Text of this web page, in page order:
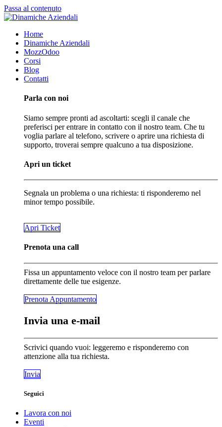
Passa al contenuto
Home
Dinamiche Aziendali
MozzOdoo
Corsi
Blog
Contatti
Parla con noi
Siamo sempre pronti ad ascoltarti: scegli il canale che
preferisci per entrare in contatto con il nostro team. Che tu
voglia parlare al telefono, scrivere o aprire una richiesta di
supporto, troverai sempre qualcuno a tua disposizione.
Apri un ticket
Segnala un problema o una richiesta: ti risponderemo nel
minor tempo possibile.
​​​​Apri Ticket
Prenota una call
Fissa un appuntamento veloce con il nostro team per parlare
direttamente delle tue esigenze.
Prenota Appunta​​​​mento
Invia una e-mail
Scrivici quando vuoi: leggeremo e risponderemo con
attenzione alla tua richiesta.
Invia
Seguici
Lavora con noi
Eventi